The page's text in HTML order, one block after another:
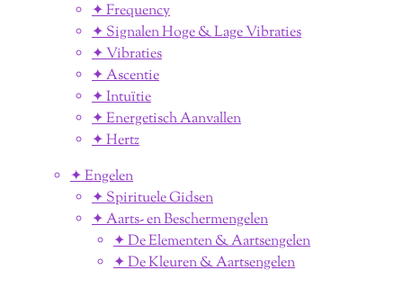
✦ Frequency
✦ Signalen Hoge & Lage Vibraties
✦ Vibraties
✦ Ascentie
✦ Intuïtie
✦ Energetisch Aanvallen
✦ Hertz
✦ Engelen
✦ Spirituele Gidsen
✦ Aarts- en Beschermengelen
✦ De Elementen & Aartsengelen
✦ De Kleuren & Aartsengelen